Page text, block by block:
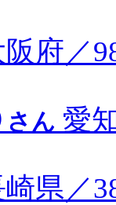
阪府／
さん 愛
県／